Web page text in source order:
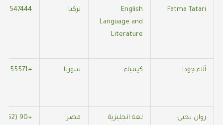
Fatma Tatari
English
Language and
Literature
تركيا
آلاء جودا كيمياء سوريا +905387455571
روان يحيى
لغة انجليزية
مصر